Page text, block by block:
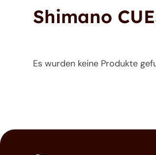
Shimano
Es wurden keine Produkte